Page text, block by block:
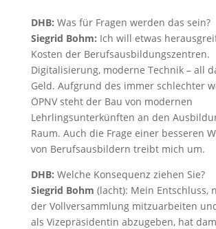
DHB: Was für Fragen werden das sein?
Siegrid Bohm: Ich will etwas
Kosten der Berufsausbildungszentren.
Digitalisierung, moderne Technik – all
Geld. Aufgrund des immer schlechter
ÖPNV steht der Bau von modernen
Lehrlingsunterkünften an den
Raum. Auch die Frage einer besseren
von Berufsausbildern treibt mich um.
DHB: Welche Konsequenz ziehen Sie?
Siegrid Bohm (lacht): Mein Entschluss,
der Vollversammlung mitzuarbeiten
als Vizepräsidentin abzugeben, hat